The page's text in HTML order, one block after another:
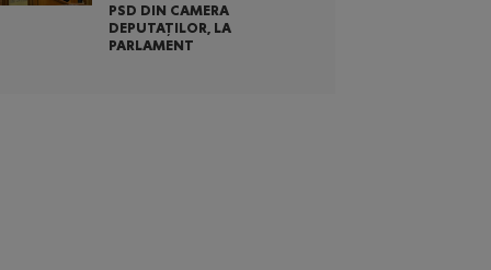
PSD DIN CAMERA
DEPUTAȚILOR, LA
PARLAMENT